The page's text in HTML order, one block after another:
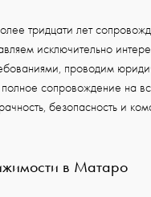
тридцати лет
исключительно
проводим
сопровождение на
безопасность и
в Матаро